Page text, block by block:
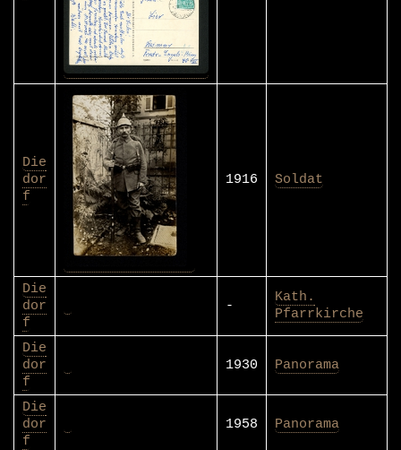
Die
dor
f
1916 Soldat
Die
dor
f
-
Kath.
Pfarrkirche
Die
dor
f
1930 Panorama
Die
dor
f
1958 Panorama